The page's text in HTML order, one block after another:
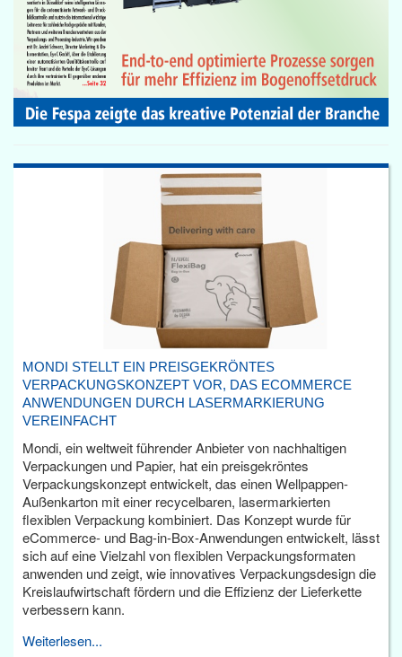
MONDI STELLT EIN PREISGEKRÖNTES
VERPACKUNGSKONZEPT VOR, DAS ECOMMERCE
ANWENDUNGEN DURCH LASERMARKIERUNG
VEREINFACHT
Mondi, ein weltweit führender Anbieter von nachhaltigen
Verpackungen und Papier, hat ein preisgekröntes
Verpackungskonzept entwickelt, das einen Wellpappen-
Außenkarton mit einer recycelbaren, lasermarkierten
flexiblen Verpackung kombiniert. Das Konzept wurde für
eCommerce- und Bag-in-Box-Anwendungen entwickelt, lässt
sich auf eine Vielzahl von flexiblen Verpackungsformaten
anwenden und zeigt, wie innovatives Verpackungsdesign die
Kreislaufwirtschaft fördern und die Effizienz der Lieferkette
verbessern kann.
Weiterlesen...